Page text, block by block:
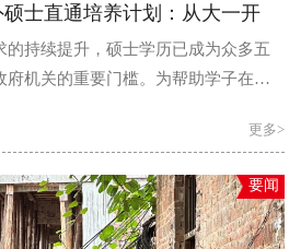
士直通培养计划：从大一开
的持续提升，硕士学历已成为众多五
府机关的重要门槛。为帮助学子在全
学院国际...
更多>
要闻